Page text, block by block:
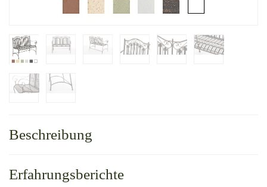
Beschreibung
Erfahrungsberichte